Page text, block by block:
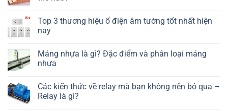
Top 3 thương hiệu ổ điện âm tường tốt nhất hiện
nay
Máng nhựa là gì? Đặc điểm và phân loại máng
nhựa
Các kiến thức về relay mà bạn không nên bỏ qua –
Relay là gì?